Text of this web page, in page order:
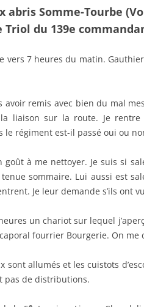
abris Somme-Tourbe
Triol du 139e
vers 7 heures du matin.
avoir remis avec bien du mal
liaison sur la route. Je
le régiment est-il passé oui ou
goût à me nettoyer. Je suis si
sommaire. Lui aussi est
Je leur demande s’ils ont
un chariot sur lequel
fourrier Bourgerie. On
sont allumés et les cuistots
pas de distributions.